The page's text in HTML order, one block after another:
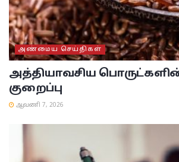
அண்மைய செய்திகள்
அத்தியாவசிய
குறைப்பு
ஆவணி 7, 2026